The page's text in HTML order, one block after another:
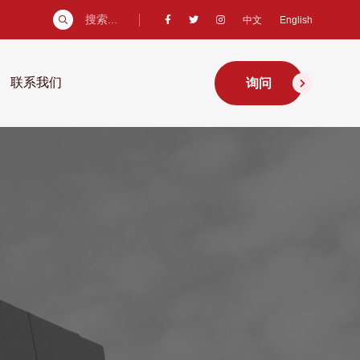
搜索... 中文 English
联系我们 询问